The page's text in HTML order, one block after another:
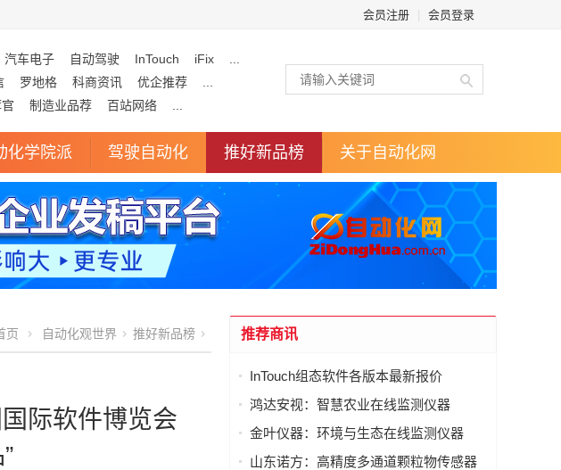
会员注册 会员登录
汽车电子 自动驾驶 InTouch iFix
罗地格 科商资讯 优企推荐
制造业品荐 百站网络
化学院派 驾驶自动化 推好新品榜 关于自动化网
页 自动化观世界 推好新品榜
际软件博览会
推荐商讯
InTouch组态软件各版本最新报价
鸿达安视：智慧农业在线监测仪器
金叶仪器：环境与生态在线监测仪器
山东诺方：高精度多通道颗粒物传感器